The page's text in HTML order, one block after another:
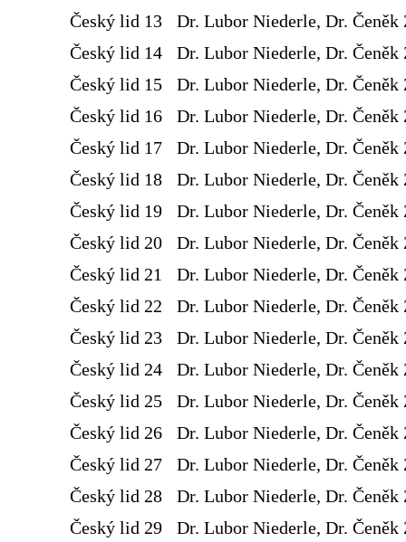
Český lid 13
Dr. Lubor Niederle, Dr. Čeněk
Český lid 14
Dr. Lubor Niederle, Dr. Čeněk
Český lid 15
Dr. Lubor Niederle, Dr. Čeněk
Český lid 16
Dr. Lubor Niederle, Dr. Čeněk
Český lid 17
Dr. Lubor Niederle, Dr. Čeněk
Český lid 18
Dr. Lubor Niederle, Dr. Čeněk
Český lid 19
Dr. Lubor Niederle, Dr. Čeněk
Český lid 20
Dr. Lubor Niederle, Dr. Čeněk
Český lid 21
Dr. Lubor Niederle, Dr. Čeněk
Český lid 22
Dr. Lubor Niederle, Dr. Čeněk
Český lid 23
Dr. Lubor Niederle, Dr. Čeněk
Český lid 24
Dr. Lubor Niederle, Dr. Čeněk
Český lid 25
Dr. Lubor Niederle, Dr. Čeněk
Český lid 26
Dr. Lubor Niederle, Dr. Čeněk
Český lid 27
Dr. Lubor Niederle, Dr. Čeněk
Český lid 28
Dr. Lubor Niederle, Dr. Čeněk
Český lid 29
Dr. Lubor Niederle, Dr. Čeněk